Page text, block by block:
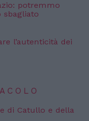
potremmo
sbagliato
l’autenticità dei
di Catullo e della